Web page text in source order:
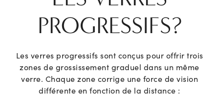
PROGRESSIFS?
Les verres progressifs sont conçus pour offrir trois
zones de grossissement graduel dans un même
verre. Chaque zone corrige une force de vision
différente en fonction de la distance :